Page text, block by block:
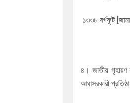
১৩৩৮ বর্গফূট
৪। জাতীয় গৃহায়ণ
আধাসরকারী